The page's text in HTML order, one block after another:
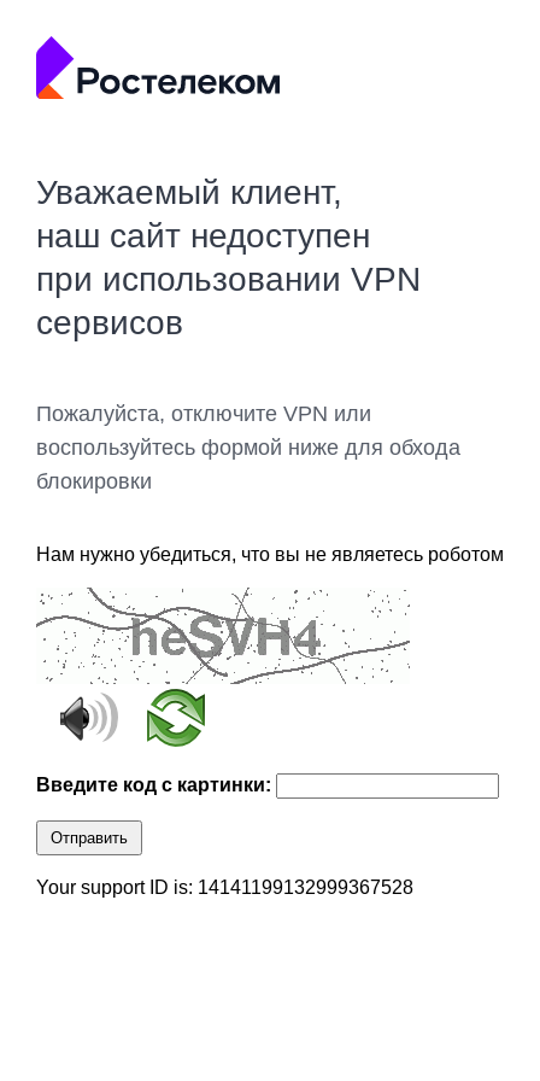
Уважаемый клиент,
наш сайт недоступен
при использовании VPN
сервисов
Пожалуйста, отключите VPN или
воспользуйтесь формой ниже для обхода
блокировки
Нам нужно убедиться, что вы не являетесь роботом
Введите код с картинки:
Отправить
Your support ID is: 14141199132999367528